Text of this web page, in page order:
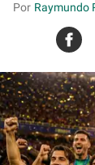
Raymundo